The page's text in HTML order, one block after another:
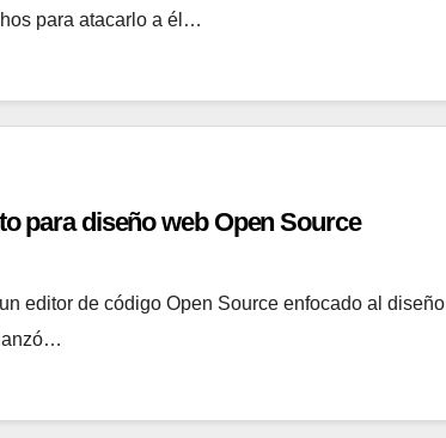
para atacarlo a él…
para diseño web Open Source
editor de código Open Source enfocado al diseño